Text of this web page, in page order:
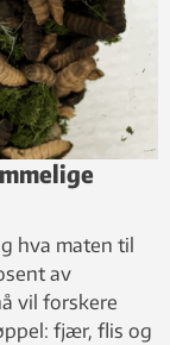
hva maten til
av
vil forskere
fjær, flis og